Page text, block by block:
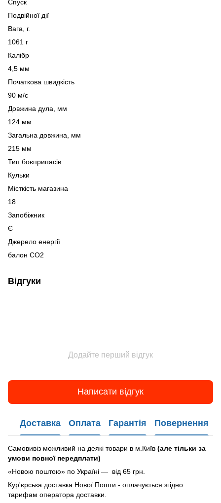
Спуск
Подвійної дії
Вага, г.
1061 г
Калібр
4,5 мм
Початкова швидкість
90 м/с
Довжина дула, мм
124 мм
Загальна довжина, мм
215 мм
Тип боєприпасів
Кульки
Місткість магазина
18
Запобіжник
Є
Джерело енергії
балон CO2
Відгуки
Додайте перший відгук
Написати відгук
Доставка Оплата Гарантія Повернення
Самовивіз можливий на деякі товари в м.Київ (але тільки за
умови повної передплати)
«Новою поштою» по Україні — від 65 грн.
Кур'єрська доставка Нової Пошти - оплачується згідно
тарифам оператора доставки.